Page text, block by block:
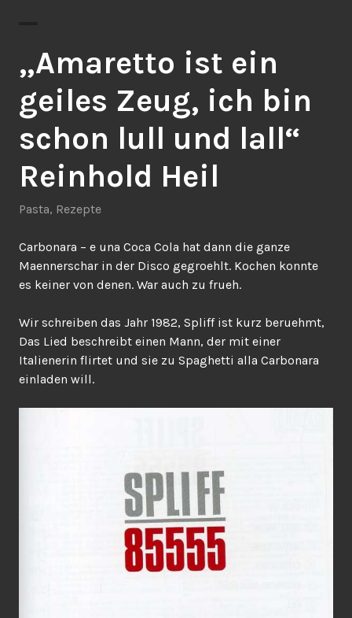
„Amaretto ist ein
geiles Zeug, ich bin
schon lull und lall“
Reinhold Heil
Pasta, Rezepte
Carbonara – e una Coca Cola hat dann die ganze
Maennerschar in der Disco gegroehlt. Kochen konnte
es keiner von denen. War auch zu frueh.
Wir schreiben das Jahr 1982, Spliff ist kurz beruehmt,
Das Lied beschreibt einen Mann, der mit einer
Italienerin flirtet und sie zu Spaghetti alla Carbonara
einladen will.